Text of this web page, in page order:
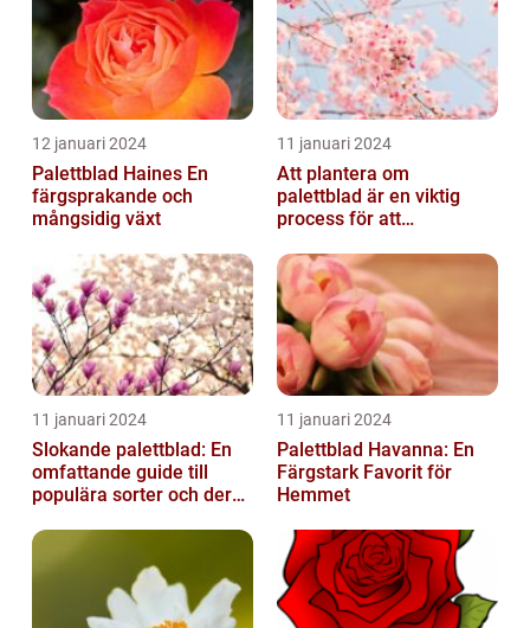
12 januari 2024
Palettblad Haines En
färgsprakande och
mångsidig växt
11 januari 2024
Att plantera om
palettblad är en viktig
process för att
överlevnad och tillväxt...
11 januari 2024
Slokande palettblad: En
omfattande guide till
populära sorter och deras
11 januari 2024
Palettblad Havanna: En
Färgstark Favorit för
Hemmet